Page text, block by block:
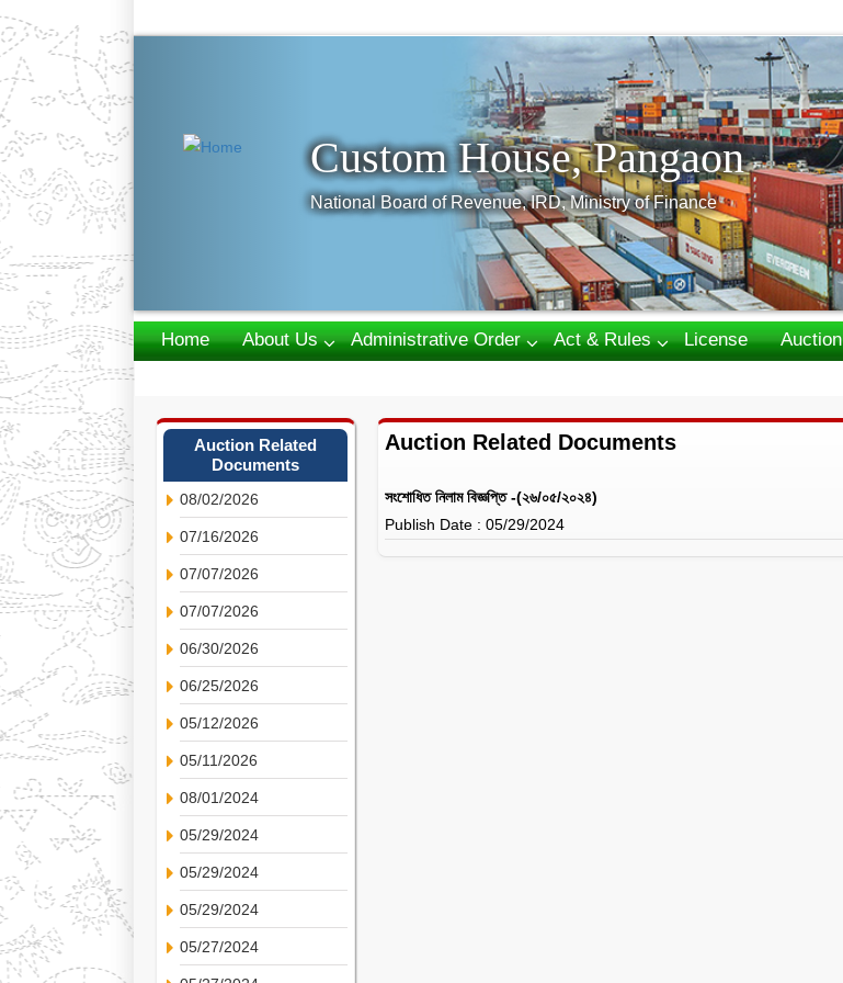
Custom House, Pangaon
National Board of Revenue, IRD, Ministry of Finance
Home About Us Administrative Order Act & Rules License Auction
Auction Related
Documents
08/02/2026
07/16/2026
07/07/2026
07/07/2026
06/30/2026
06/25/2026
05/12/2026
05/11/2026
08/01/2024
05/29/2024
05/29/2024
05/29/2024
05/27/2024
Auction Related Documents
সংশোধিত নিলাম বিজ্ঞপ্তি -(২৬/০৫/২০২৪)
Publish Date : 05/29/2024